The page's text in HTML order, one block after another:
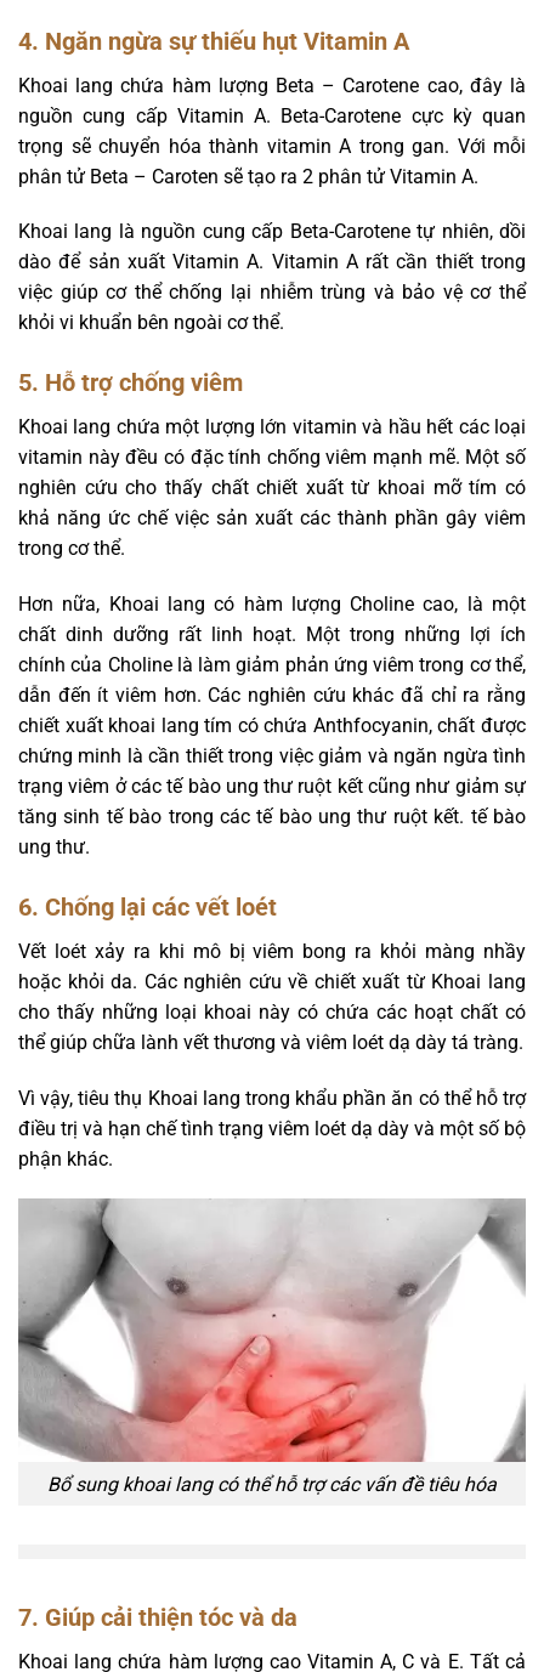
4. Ngăn ngừa sự thiếu hụt Vitamin A
Khoai lang chứa hàm lượng Beta – Carotene cao, đây là
nguồn cung cấp Vitamin A. Beta-Carotene cực kỳ quan
trọng sẽ chuyển hóa thành vitamin A trong gan. Với mỗi
phân tử Beta – Caroten sẽ tạo ra 2 phân tử Vitamin A.
Khoai lang là nguồn cung cấp Beta-Carotene tự nhiên, dồi
dào để sản xuất Vitamin A. Vitamin A rất cần thiết trong
việc giúp cơ thể chống lại nhiễm trùng và bảo vệ cơ thể
khỏi vi khuẩn bên ngoài cơ thể.
5. Hỗ trợ chống viêm
Khoai lang chứa một lượng lớn vitamin và hầu hết các loại
vitamin này đều có đặc tính chống viêm mạnh mẽ. Một số
nghiên cứu cho thấy chất chiết xuất từ ​​khoai mỡ tím có
khả năng ức chế việc sản xuất các thành phần gây viêm
trong cơ thể.
Hơn nữa, Khoai lang có hàm lượng Choline cao, là một
chất dinh dưỡng rất linh hoạt. Một trong những lợi ích
chính của Choline là làm giảm phản ứng viêm trong cơ thể,
dẫn đến ít viêm hơn. Các nghiên cứu khác đã chỉ ra rằng
chiết xuất khoai lang tím có chứa Anthfocyanin, chất được
chứng minh là cần thiết trong việc giảm và ngăn ngừa tình
trạng viêm ở các tế bào ung thư ruột kết cũng như giảm sự
tăng sinh tế bào trong các tế bào ung thư ruột kết. tế bào
ung thư.
6. Chống lại các vết loét
Vết loét xảy ra khi mô bị viêm bong ra khỏi màng nhầy
hoặc khỏi da. Các nghiên cứu về chiết xuất từ ​​Khoai lang
cho thấy những loại khoai này có chứa các hoạt chất có
thể giúp chữa lành vết thương và viêm loét dạ dày tá tràng.
Vì vậy, tiêu thụ Khoai lang trong khẩu phần ăn có thể hỗ trợ
điều trị và hạn chế tình trạng viêm loét dạ dày và một số bộ
phận khác.
Bổ sung khoai lang có thể hỗ trợ các vấn đề tiêu hóa
7. Giúp cải thiện tóc và da
Khoai lang chứa hàm lượng cao Vitamin A, C và E. Tất cả